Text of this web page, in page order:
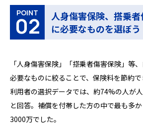
POINT
02
人身傷害保険、搭乗
に必要なものを選ぼう
「人身傷害保険」「搭乗者傷害保険」等
必要なものに絞ることで、保険料を節約
利用者の選択データでは、約74%の人が
と回答。補償を付帯した方の中で最も多か
3000万でした。